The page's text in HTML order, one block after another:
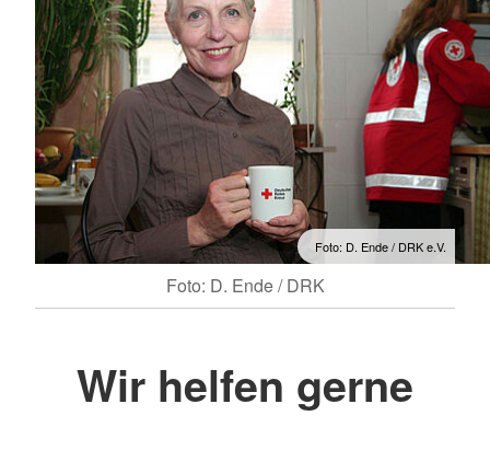
Foto: D. Ende / DRK e.V.
Foto: D. Ende / DRK
Wir helfen gerne